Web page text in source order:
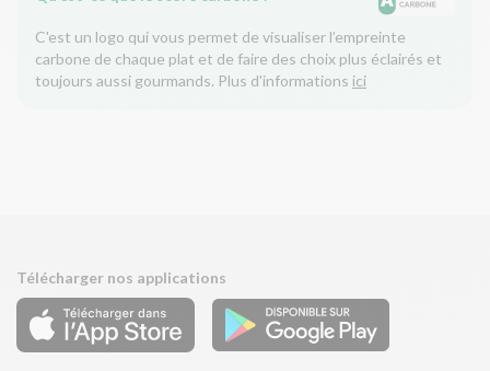
C'est un logo qui vous permet de visualiser l’empreinte
carbone de chaque plat et de faire des choix plus éclairés et
toujours aussi gourmands. Plus d'informations ici
Télécharger nos applications